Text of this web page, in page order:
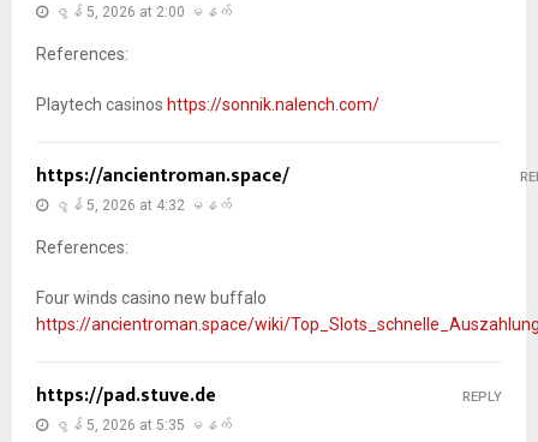
ဇွန် 5, 2026 at 2:00 မနက်
References:
Playtech casinos https://sonnik.nalench.com/
https://ancientroman.space/
ဇွန် 5, 2026 at 4:32 မနက်
References:
Four winds casino new buffalo
https://ancientroman.space/wiki/
https://pad.stuve.de
ဇွန် 5, 2026 at 5:35 မနက်
REPLY